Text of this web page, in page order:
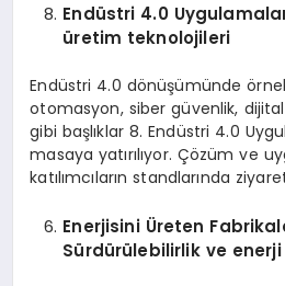
Endüstri 4.0
üretim teknolojileri
Endüstri 4.0 dönüşümünde
otomasyon, siber güvenlik,
gibi başlıklar 8. Endüstri 4.0
masaya yatırılıyor. Çözüm ve
katılımcıların standlarında
Enerjisini Üreten
Sürdürülebilirlik ve